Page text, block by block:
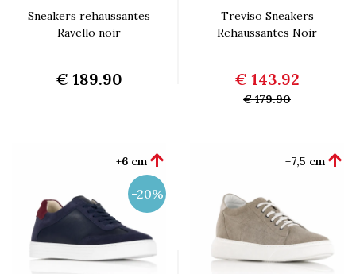
Sneakers rehaussantes
Ravello noir
€ 189.90
Treviso Sneakers
Rehaussantes Noir
€ 143.92
€ 179.90
+6 cm 
-20%
+7,5 cm 